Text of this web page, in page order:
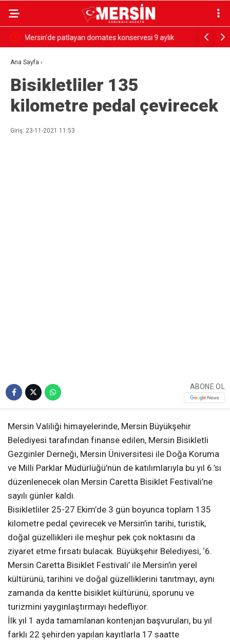
SESSİZ ÇIĞLIK
Ana Sayfa ›
Bisikletliler 135
kilometre pedal çevirecek
Giriş: 23-11-2021 11:53
ABONE OL
Mersin Valiliği himayelerinde, Mersin Büyükşehir
Belediyesi tarafından finanse edilen, Mersin Bisikletli
Gezginler Derneği, Mersin Üniversitesi ile Doğa Koruma
ve Milli Parklar Müdürlüğü’nün de katılımlarıyla bu yıl 6.’sı
düzenlenecek olan Mersin Caretta Bisiklet Festivali’ne
sayılı günler kaldı.
Bisikletliler 25-27 Ekim’de 3 gün boyunca toplam 135
kilometre pedal çevirecek ve Mersin’in tarihi, turistik,
doğal güzellikleri ile meşhur pek çok noktasını da
ziyaret etme fırsatı bulacak. Büyükşehir Belediyesi, ‘6.
Mersin Caretta Bisiklet Festivali’ ile Mersin’in yerel
kültürünü, tarihini ve doğal güzelliklerini tanıtmayı, aynı
zamanda da kentte bisiklet kültürünü, sporunu ve
turizmini yaygınlaştırmayı hedefliyor.
İlk yıl 1 ayda tamamlanan kontenjan başvuruları, bu yıl
farklı 22 şehirden yapılan kayıtlarla 17 saatte